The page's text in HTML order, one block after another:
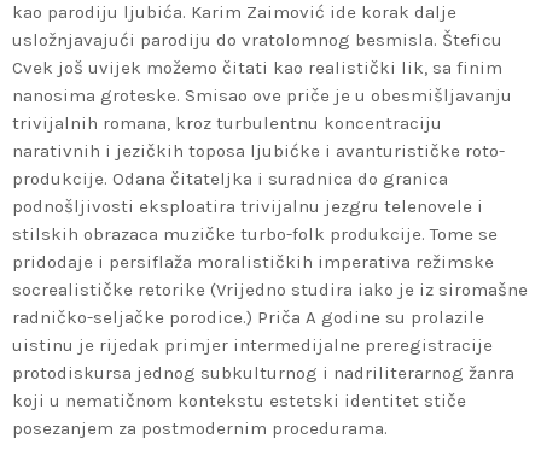
kao parodiju ljubića. Karim Zaimović ide korak dalje
usložnjavajući parodiju do vratolomnog besmisla. Šteficu
Cvek još uvijek možemo čitati kao realistički lik, sa finim
nanosima groteske. Smisao ove priče je u obesmišljavanju
trivijalnih romana, kroz turbulentnu koncentraciju
narativnih i jezičkih toposa ljubićke i avanturističke roto-
produkcije. Odana čitateljka i suradnica do granica
podnošljivosti eksploatira trivijalnu jezgru telenovele i
stilskih obrazaca muzičke turbo-folk produkcije. Tome se
pridodaje i persiflaža moralističkih imperativa režimske
socrealističke retorike (Vrijedno studira iako je iz siromašne
radničko-seljačke porodice.) Priča A godine su prolazile
uistinu je rijedak primjer intermedijalne preregistracije
protodiskursa jednog subkulturnog i nadriliterarnog žanra
koji u nematičnom kontekstu estetski identitet stiče
posezanjem za postmodernim procedurama.